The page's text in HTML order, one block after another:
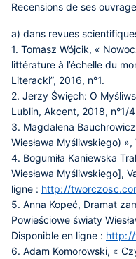
Recensions de ses
a) dans revues
1. Tomasz Wójcik, «
littérature à l’échelle du
Literacki”, 2016, n°1.
2. Jerzy Święch: O
Lublin, Akcent, 2018, n°1/
3. Magdalena
Wiesława Myśliwskiego)
4. Bogumiła Kaniewska
Wiesława Myśliwskiego],
ligne : http://
5. Anna Kopeć, Dramat
Powieściowe światy
Disponible en ligne : http://
6. Adam Komorowski, «